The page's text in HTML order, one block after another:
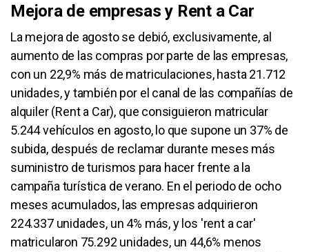
Mejora de empresas y Rent a Car
La mejora de agosto se debió, exclusivamente, al
aumento de las compras por parte de las empresas,
con un 22,9% más de matriculaciones, hasta 21.712
unidades, y también por el canal de las compañías de
alquiler (Rent a Car), que consiguieron matricular
5.244 vehículos en agosto, lo que supone un 37% de
subida, después de reclamar durante meses más
suministro de turismos para hacer frente a la
campaña turística de verano. En el periodo de ocho
meses acumulados, las empresas adquirieron
224.337 unidades, un 4% más, y los 'rent a car'
matricularon 75.292 unidades, un 44,6% menos